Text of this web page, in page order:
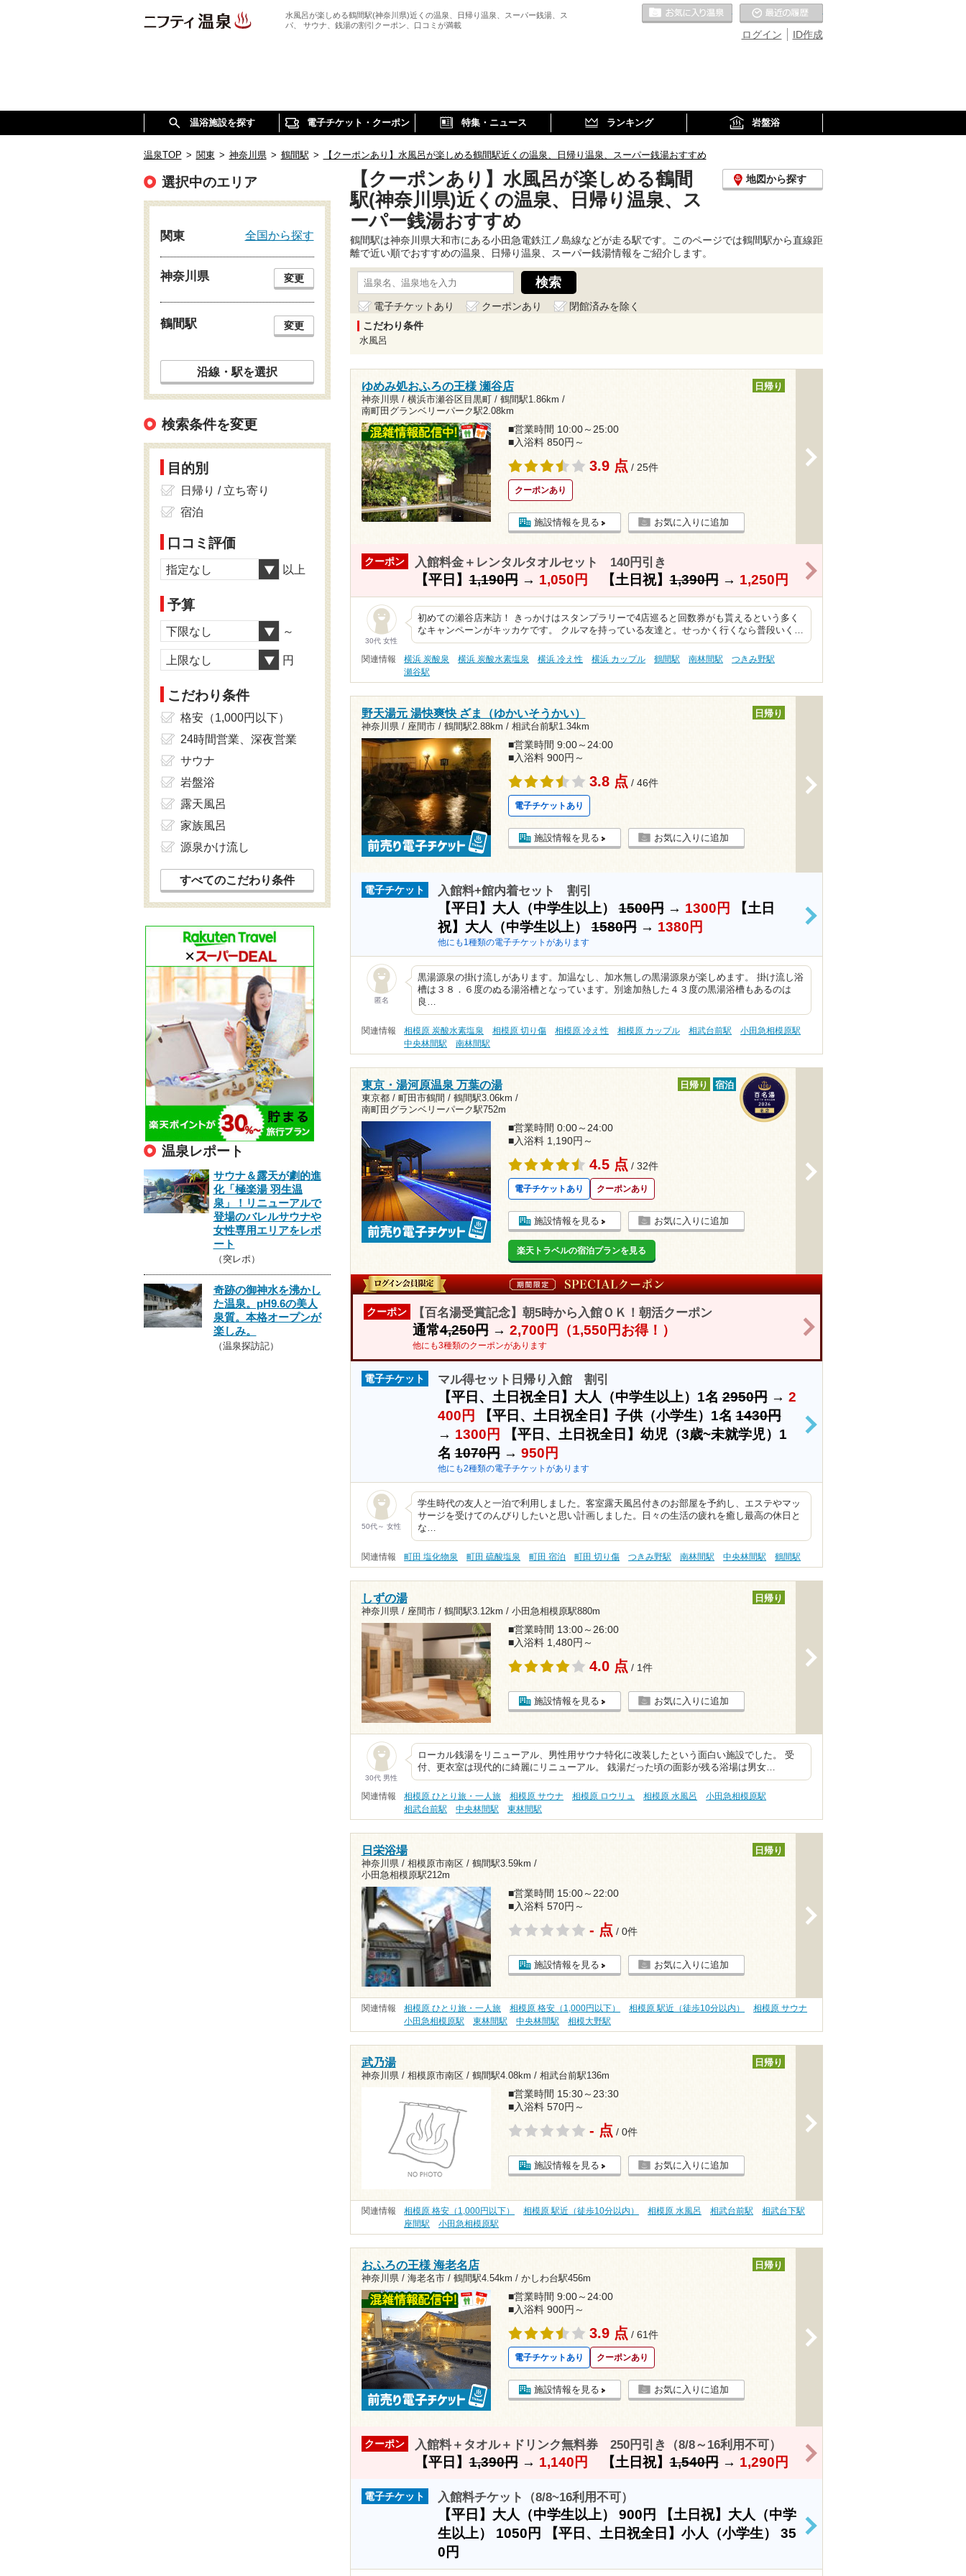
水風呂が楽しめる鶴間駅(神奈川県)近くの温泉、日帰り温泉、スーパー銭湯、ス
パ、 サウナ、銭湯の割引クーポン、口コミが満載
ID作成
ログイン
お気に入りの温泉
温浴施設を探す 電子チケット・クーポン 特集・ニュース ランキング 岩盤浴
温泉TOP > 関東 > 神奈川県 > 鶴間駅 > 【クーポンあり】水風呂が楽しめる鶴間駅近くの温泉、日帰り温泉、スーパー銭湯おすすめ
【クーポンあり】水風呂が楽しめる鶴間
駅(神奈川県)近くの温泉、日帰り温泉、ス
ーパー銭湯おすすめ
地図から探す
鶴間駅は神奈川県大和市にある小田急電鉄江ノ島線などが走る駅です。このページでは鶴間駅から直線距
離で近い順でおすすめの温泉、日帰り温泉、スーパー銭湯情報をご紹介します。
電子チケットあり クーポンあり
閉館済みを除く
こだわり条件
水風呂
ゆめみ処おふろの王様 瀬谷店
神奈川県 / 横浜市瀬谷区目黒町 / 鶴間駅1.86km /
南町田グランベリーパーク駅2.08km
日帰り
■営業時間 10:00～25:00
■入浴料 850円～
3.9 点 / 25件
クーポンあり
施設情報を見る お気に入りに追加
クーポン 入館料金＋レンタルタオルセット 140円引き
【平日】1,190円→ 1,050円 【土日祝】1,390円→ 1,250円
30代 女性
初めての瀬谷店来訪！ きっかけはスタンプラリーで4店巡ると回数券がも貰えるという多く
なキャンペーンがキッカケです。 クルマを持っている友達と。せっかく行くなら普段いく…
関連情報 横浜 炭酸泉 横浜 炭酸水素塩泉 横浜 冷え性 横浜 カップル 鶴間駅 南林間駅
つきみ野駅
瀬谷駅
野天湯元 湯快爽快 ざま（ゆかいそうかい）
神奈川県 / 座間市 / 鶴間駅2.88km / 相武台前駅1.34km
日帰り
■営業時間 9:00～24:00
■入浴料 900円～
3.8 点 / 46件
電子チケットあり
施設情報を見る お気に入りに追加
電子チケット 入館料+館内着セット 割引
【平日】大人（中学生以上）1500円→ 1300円
【土日
祝】大人（中学生以上）1580円→ 1380円
他にも1種類の電子チケットがあります
>
匿名
黒湯源泉の掛け流しがあります。加温なし、加水無しの黒湯源泉が楽しめます。 掛け流し浴
槽は３８．６度のぬる湯浴槽となっています。別途加熱した４３度の黒湯浴槽もあるのは
良…
関連情報 相模原 炭酸水素塩泉 相模原 切り傷 相模原 冷え性 相模原 カップル 相武台前駅
小田急相模原駅
中央林間駅
南林間駅
東京・湯河原温泉 万葉の湯
東京都 / 町田市鶴間 / 鶴間駅3.06km /
南町田グランベリーパーク駅752m
日帰り 宿泊
■営業時間 0:00～24:00
■入浴料 1,190円～
4.5 点 / 32件
電子チケットあり クーポンあり
施設情報を見る お気に入りに追加
楽天トラベルの宿泊プランを見る
クーポン 【百名湯受賞記念】朝5時から入館ＯＫ！朝活クーポン
通常4,250円→ 2,700円（1,550円お得！）
他にも3種類のクーポンがあります
電子チケット マル得セット日帰り入館 割引
【平日、土日祝全日】大人（中学生以上）1名2950円→ 2
400円
【平日、土日祝全日】子供（小学生）1名1430円
→ 1300円
【平日、土日祝全日】幼児（3歳~未就学児）1
名1070円→ 950円
他にも2種類の電子チケットがあります
>
50代～ 女性
学生時代の友人と一泊で利用しました。客室露天風呂付きのお部屋を予約し、エステやマッ
サージを受けてのんびりしたいと思い計画しました。日々の生活の疲れを癒し最高の休日と
な…
関連情報 町田 塩化物泉 町田 硫酸塩泉 町田 宿泊 町田 切り傷 つきみ野駅 南林間駅 中央林間駅 鶴間駅
しずの湯
神奈川県 / 座間市 / 鶴間駅3.12km / 小田急相模原駅880m
日帰り
■営業時間 13:00～26:00
■入浴料 1,480円～
4.0 点 / 1件
施設情報を見る お気に入りに追加
30代 男性
ローカル銭湯をリニューアル、男性用サウナ特化に改装したという面白い施設でした。 受
付、更衣室は現代的に綺麗にリニューアル。 銭湯だった頃の面影が残る浴場は男女…
関連情報 相模原 ひとり旅・一人旅 相模原 サウナ 相模原 ロウリュ 相模原 水風呂
小田急相模原駅
相武台前駅
中央林間駅 東林間駅
日栄浴場
神奈川県 / 相模原市南区 / 鶴間駅3.59km /
小田急相模原駅212m
日帰り
■営業時間 15:00～22:00
■入浴料 570円～
- 点 / 0件
施設情報を見る お気に入りに追加
関連情報 相模原 ひとり旅・一人旅 相模原 格安（1,000円以下） 相模原 駅近（徒歩10分以内）
相模原 サウナ
小田急相模原駅
東林間駅 中央林間駅 相模大野駅
武乃湯
神奈川県 / 相模原市南区 / 鶴間駅4.08km / 相武台前駅136m
日帰り
■営業時間 15:30～23:30
■入浴料 570円～
- 点 / 0件
施設情報を見る お気に入りに追加
関連情報 相模原 格安（1,000円以下） 相模原 駅近（徒歩10分以内） 相模原 水風呂 相武台前駅
相武台下駅
座間駅
小田急相模原駅
おふろの王様 海老名店
神奈川県 / 海老名市 / 鶴間駅4.54km / かしわ台駅456m
日帰り
■営業時間 9:00～24:00
■入浴料 900円～
3.9 点 / 61件
電子チケットあり クーポンあり
施設情報を見る お気に入りに追加
クーポン 入館料＋タオル＋ドリンク無料券 250円引き（8/8～16利用不可）
【平日】1,390円→ 1,140円 【土日祝】1,540円→ 1,290円
電子チケット 入館料チケット（8/8~16利用不可）
【平日】大人（中学生以上） 900円
【土日祝】大人（中学
生以上） 1050円 【平日、土日祝全日】小人（小学生） 35
0円
>
選択中のエリア
関東 全国から探す
神奈川県 変更
鶴間駅 変更
沿線・駅を選択
検索条件を変更
目的別
日帰り / 立ち寄り
宿泊
口コミ評価
指定なし 以上
予算
下限なし ～
上限なし 円
こだわり条件
格安（1,000円以下）
24時間営業、深夜営業
サウナ
岩盤浴
露天風呂
家族風呂
源泉かけ流し
すべてのこだわり条件
温泉レポート
サウナ＆露天が劇的進
化「極楽湯 羽生温
泉」！リニューアルで
登場のバレルサウナや
女性専用エリアをレポ
ート
（突レポ）
奇跡の御神水を沸かし
た温泉。pH9.6の美人
泉質。本格オープンが
楽しみ。
（温泉探訪記）